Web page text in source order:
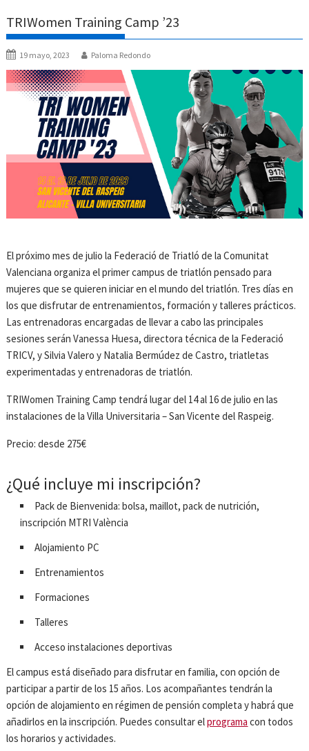
TRIWomen Training Camp ’23
19 mayo, 2023 Paloma Redondo
El próximo mes de julio la Federació de Triatló de la Comunitat
Valenciana organiza el primer campus de triatlón pensado para
mujeres que se quieren iniciar en el mundo del triatlón. Tres días en
los que disfrutar de entrenamientos, formación y talleres prácticos.
Las entrenadoras encargadas de llevar a cabo las principales
sesiones serán Vanessa Huesa, directora técnica de la Federació
TRICV, y Silvia Valero y Natalia Bermúdez de Castro, triatletas
experimentadas y entrenadoras de triatlón.
TRIWomen Training Camp tendrá lugar del 14 al 16 de julio en las
instalaciones de la Villa Universitaria – San Vicente del Raspeig.
Precio: desde 275€
¿Qué incluye mi inscripción?
Pack de Bienvenida: bolsa, maillot, pack de nutrición,
inscripción MTRI València
Alojamiento PC
Entrenamientos
Formaciones
Talleres
Acceso instalaciones deportivas
El campus está diseñado para disfrutar en familia, con opción de
participar a partir de los 15 años. Los acompañantes tendrán la
opción de alojamiento en régimen de pensión completa y habrá que
añadirlos en la inscripción. Puedes consultar elprograma con todos
los horarios y actividades.